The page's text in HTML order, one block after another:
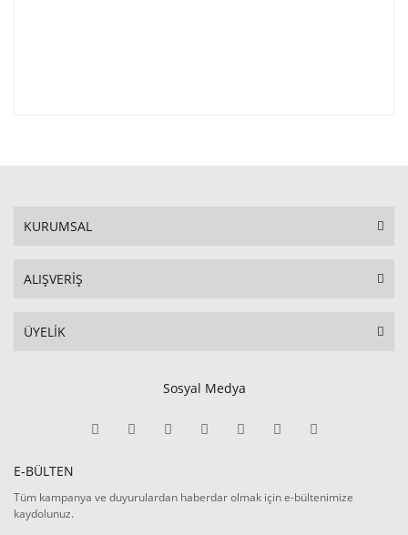
KURUMSAL
ALIŞVERİŞ
ÜYELİK
Sosyal Medya
E-BÜLTEN
Tüm kampanya ve duyurulardan haberdar olmak için e-bültenimize
kaydolunuz.